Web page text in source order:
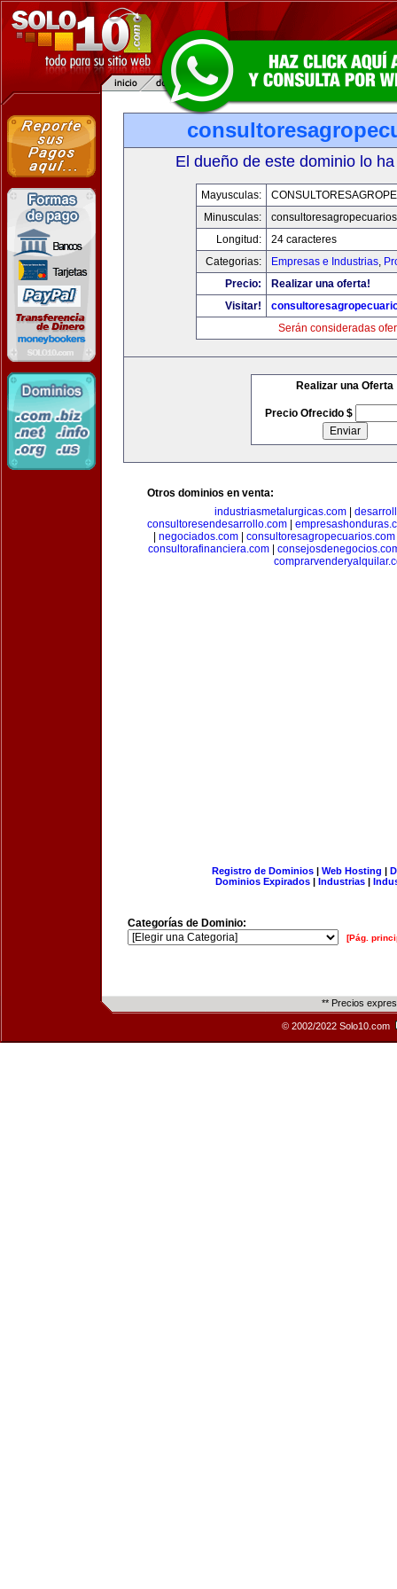
El dueño de este dominio lo
Mayusculas:
Minusculas:
Longitud:
24 caracteres
Categorias:
Empresas e Industrias,
Precio:
Realizar una oferta!
Visitar!
Serán consideradas
Realizar una Oferta
Precio Ofrecido $
Otros dominios en venta:
industriasmetalurgicas.com|
consultoresendesarrollo.com
negociados.com consultoresagropecuarios.com
consultorafinanciera.com|
Registro de Dominios| Web Hosting |
Dominios Expirados | Industrias |
Categorías de Dominio:
[Pág.
** Precios
© 2002/2022 Solo10.com